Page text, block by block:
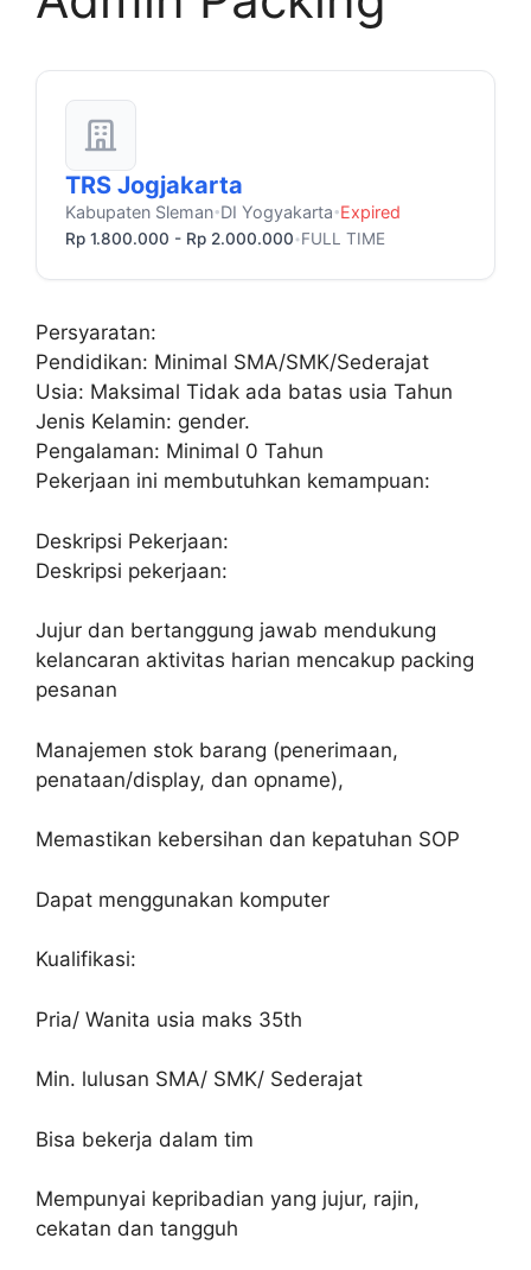
TRS Jogjakarta
Kabupaten Sleman•DI Yogyakarta•Expired
Rp 1.800.000 - Rp 2.000.000 •FULL TIME
Persyaratan:
Pendidikan: Minimal SMA/SMK/Sederajat
Usia: Maksimal Tidak ada batas usia Tahun
Jenis Kelamin: gender.
Pengalaman: Minimal 0 Tahun
Pekerjaan ini membutuhkan kemampuan:
Deskripsi Pekerjaan:
Deskripsi pekerjaan:
Jujur dan bertanggung jawab mendukung
kelancaran aktivitas harian mencakup packing
pesanan
Manajemen stok barang (penerimaan,
penataan/display, dan opname),
Memastikan kebersihan dan kepatuhan SOP
Dapat menggunakan komputer
Kualifikasi:
Pria/ Wanita usia maks 35th
Min. lulusan SMA/ SMK/ Sederajat
Bisa bekerja dalam tim
Mempunyai kepribadian yang jujur, rajin,
cekatan dan tangguh